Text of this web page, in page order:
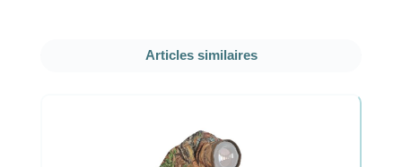
Ignorer la galerie de produits
Articles similaires